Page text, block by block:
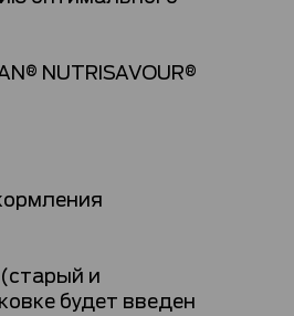
NUTRISAVOUR®
и
будет введен